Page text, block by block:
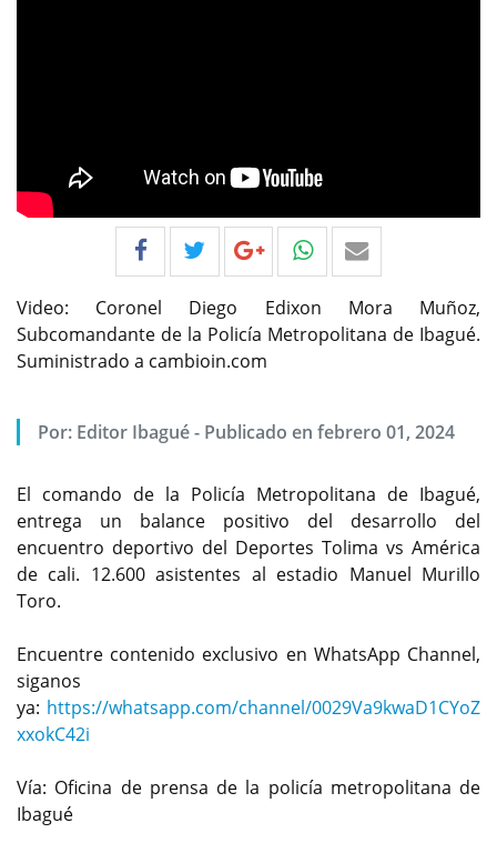
Video: Coronel Diego Edixon Mora Muñoz,
Subcomandante de la Policía Metropolitana de Ibagué.
Suministrado a cambioin.com
Por: Editor Ibagué- Publicado en febrero 01, 2024
El comando de la Policía Metropolitana de Ibagué,
entrega un balance positivo del desarrollo del
encuentro deportivo del Deportes Tolima vs América
de cali. 12.600 asistentes al estadio Manuel Murillo
Toro.
Encuentre contenido exclusivo en WhatsApp Channel,
siganos
ya: https://whatsapp.com/channel/0029Va9kwaD1CYoZ
xxokC42i
Vía: Oficina de prensa de la policía metropolitana de
Ibagué